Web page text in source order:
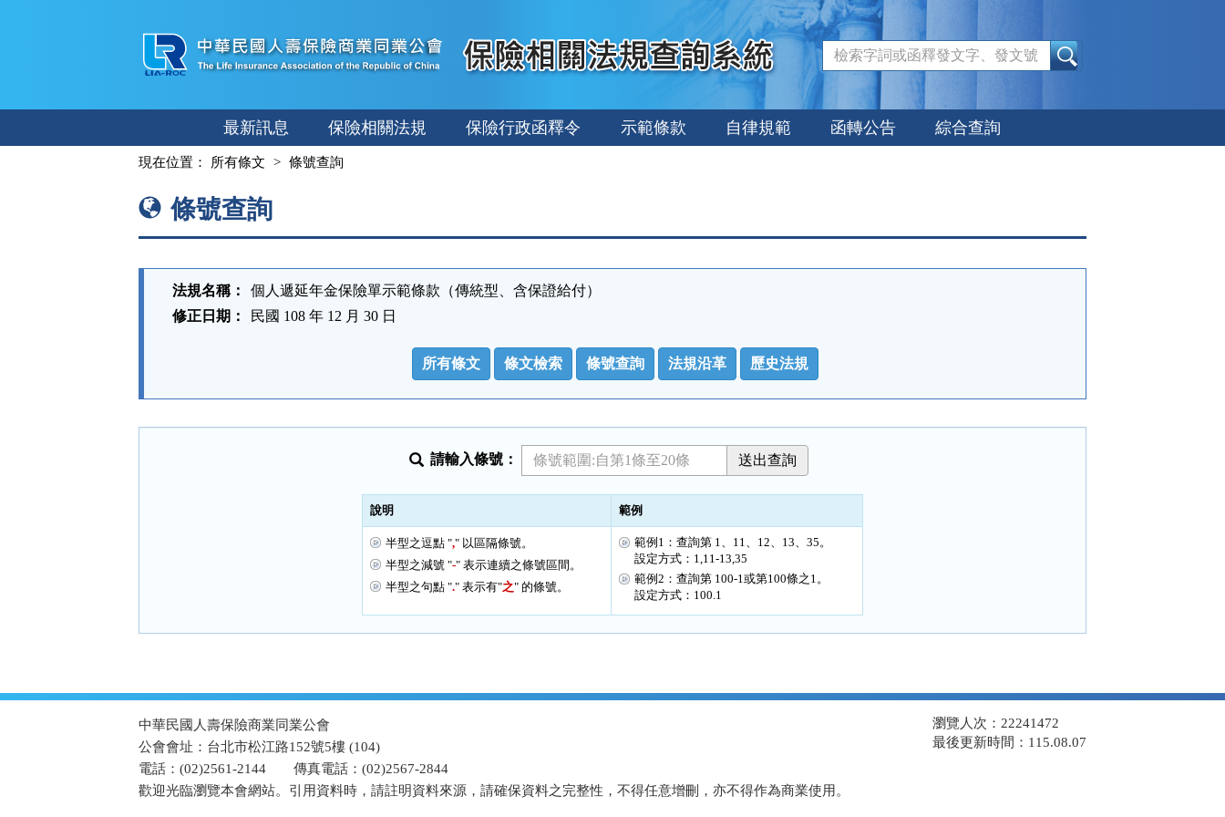
容
最新訊息 保險相關法規 保險行政函釋令 示範條款 自律規範 函轉公告 綜合查詢
現在位置： 所有條文 條號查詢
條號查詢
法規名稱：
個人遞延年金保險單示範條款（傳統型、含保證給付）
修正日期：
民國 108 年 12 月 30 日
能
所有條文 條文檢索 條號查詢 法規沿革 歷史法規
請輸入條號：
說明 範例
半型之逗點 "," 以區隔條號。
半型之減號 "-" 表示連續之條號區間。
半型之句點 "." 表示有"之" 的條號。
範例1：查詢第 1、11、12、13、35。
設定方式：1,11-13,35
範例2：查詢第 100-1或第100條之1。
設定方式：100.1
中華民國人壽保險商業同業公會
公會會址：台北市松江路152號5樓 (104)
電話：(02)2561-2144
傳真電話：(02)2567-2844
歡迎光臨瀏覽本會網站。引用資料時，請註明資料來源，請確保資料之完整性，不得任意增刪，亦不得作為商業使用。
瀏覽人次：22241472
最後更新時間：115.08.07